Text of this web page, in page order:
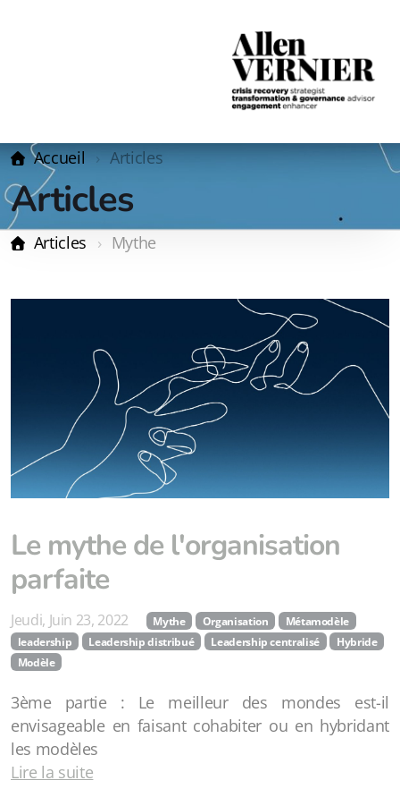
Accueil Articles
Articles
Articles Mythe
Le mythe de l'organisation
parfaite
Jeudi, Juin 23, 2022 Mythe Organisation
Métamodèle
leadership
Leadership distribué Leadership centralisé
Hybride
Modèle
3ème partie : Le meilleur des mondes est-il
envisageable en faisant cohabiter ou en hybridant
les modèles
Lire la suite